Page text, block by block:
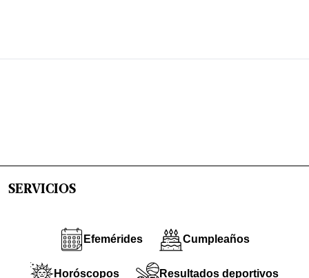
SERVICIOS
Efemérides Cumpleaños
Horóscopos Resultados deportivos